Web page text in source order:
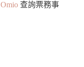
Omio 查詢票務事